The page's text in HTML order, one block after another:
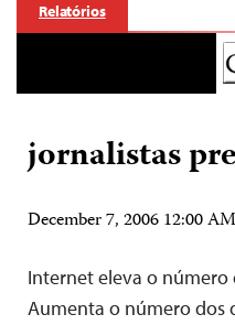
Relatórios
jornalistas
December 7, 2006 12:00
Internet eleva o número
Aumenta o número dos